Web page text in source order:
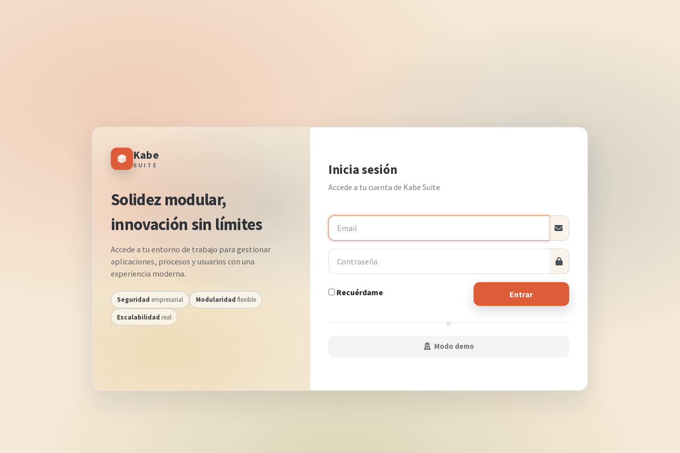
Kabe
SUITE
Solidez modular,
innovación sin límites
Accede a tu entorno de trabajo para gestionar
aplicaciones, procesos y usuarios con una
experiencia moderna.
Seguridad empresarial Modularidad flexible
Escalabilidad real
Inicia sesión
Accede a tu cuenta de Kabe Suite
Recuérdame Entrar
o
Modo demo